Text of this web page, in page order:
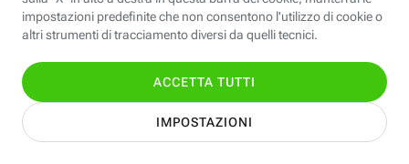
Fastweb Digital Academy